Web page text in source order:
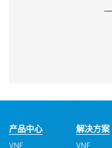
产品中心
VNF
解决方案
VNF